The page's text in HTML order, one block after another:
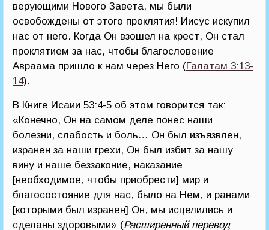
верующими Нового Завета, мы были
освобождены от этого проклятия! Иисус искупил
нас от него. Когда Он взошел на крест, Он стал
проклятием за нас, чтобы благословение
Авраама пришло к нам через Него (Галатам 3:13-
14).
В Книге Исаии 53:4-5 об этом говорится так:
«Конечно, Он на самом деле понес наши
болезни, слабость и боль… Он был изъязвлен,
изранен за наши грехи, Он был избит за нашу
вину и наше беззаконие, наказание
[необходимое, чтобы приобрести] мир и
благосостояние для нас, было на Нем, и ранами
[которыми был изранен] Он, мы исцелились и
сделаны здоровыми» (Расширенный перевод